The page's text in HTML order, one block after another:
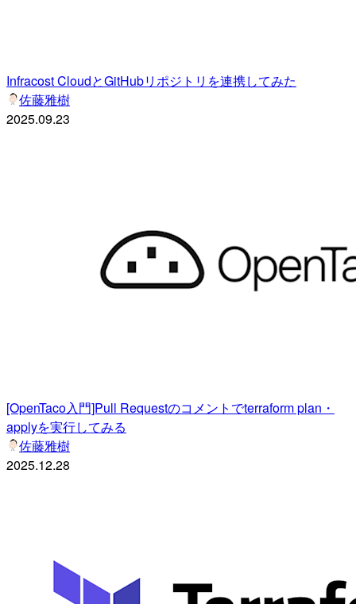
Infracost CloudとGitHubリポジトリを連携してみた
佐藤雅樹
2025.09.23
[OpenTaco入門]Pull Requestのコメントでterraform plan・
applyを実行してみる
佐藤雅樹
2025.12.28